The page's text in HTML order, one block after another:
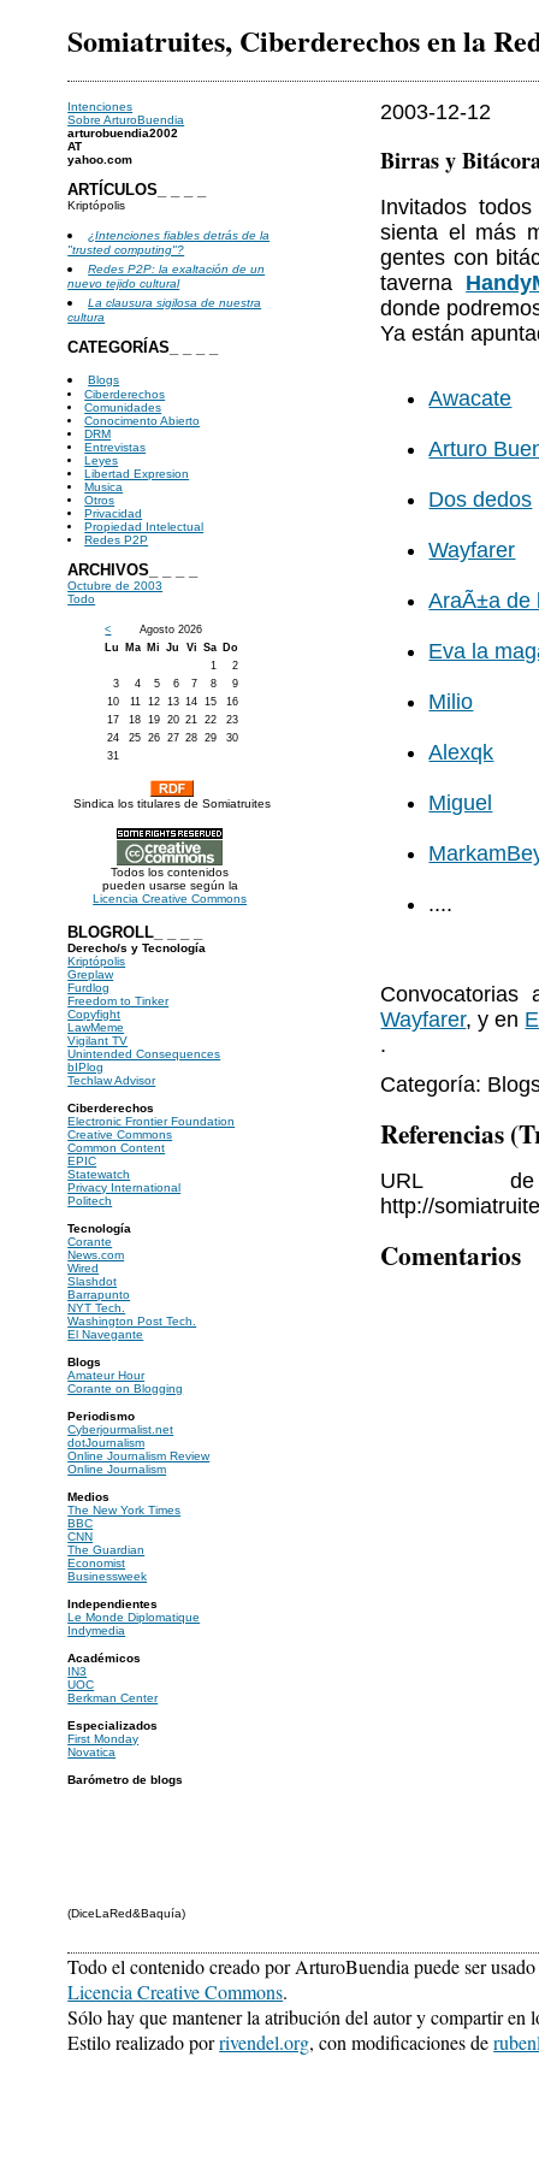
Somiatruites, Ciberderechos en la
Intenciones
Sobre ArturoBuendia
arturobuendia2002
AT
yahoo.com
ARTÍCULOS_ _ _ _
Kriptópolis
¿Intenciones fiables detrás de la
"trusted computing"?
Redes P2P: la exaltación de un
nuevo tejido cultural
La clausura sigilosa de nuestra
cultura
CATEGORÍAS_ _ _ _
Blogs
Ciberderechos
Comunidades
Conocimento Abierto
DRM
Entrevistas
Leyes
Libertad Expresion
Musica
Otros
Privacidad
Propiedad Intelectual
Redes P2P
ARCHIVOS_ _ _ _
Octubre de 2003
Todo
<
Agosto 2026
Lu
Ma Mi Ju Vi Sa
Do
1
2
3
4 5 6 7 8
9
10
11 12 13 14 15
16
17
18 19 20 21 22
23
24
25 26 27 28 29
30
31
Sindica los titulares de Somiatruites
Todos los contenidos
pueden usarse según la
Licencia Creative Commons
BLOGROLL_ _ _ _
Derecho/s y Tecnología
Kriptópolis
Greplaw
Furdlog
Freedom to Tinker
Copyfight
LawMeme
Vigilant TV
Unintended Consequences
bIPlog
Techlaw Advisor
Ciberderechos
Electronic Frontier Foundation
Creative Commons
Common Content
EPIC
Statewatch
Privacy International
Politech
Tecnología
Corante
News.com
Wired
Slashdot
Barrapunto
NYT Tech.
Washington Post Tech.
El Navegante
Blogs
Amateur Hour
Corante on Blogging
Periodismo
Cyberjourmalist.net
dotJournalism
Online Journalism Review
Online Journalism
Medios
The New York Times
BBC
CNN
The Guardian
Economist
Businessweek
Independientes
Le Monde Diplomatique
Indymedia
Académicos
IN3
UOC
Berkman Center
Especializados
First Monday
Novatica
Barómetro de blogs
(DiceLaRed&Baquía)
2003-12-12
Birras y
Invitados
sienta el más
gentes con
taverna
donde
Ya están
Awacate
Arturo
Dos dedos
Wayfarer
AraÃ±a de
Eva la
Milio
Alexqk
Miguel
....
Wayfarer, y en
.
Categoría:
Referencias
URL
http://
Comentarios
Todo el contenido creado por ArturoBuendia puede ser
Licencia Creative Commons.
Sólo hay que mantener la atribución del autor y compartir en
Estilo realizado porrivendel.org, con modificaciones de